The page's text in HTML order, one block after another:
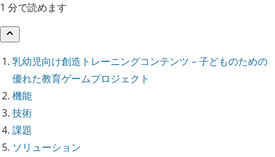
1 分で読めます
乳幼児向け創造トレーニングコンテンツ – 子どものための
優れた教育ゲームプロジェクト
機能
技術
課題
ソリューション